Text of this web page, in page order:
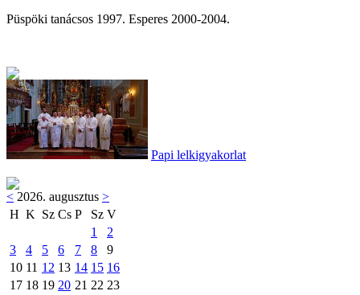
Püspöki tanácsos 1997. Esperes 2000-2004.
Papi lelkigyakorlat
< 2026. augusztus >
H K Sz Cs P Sz V
1
2
3
4 5 6 7 8
9
10 11 12 13 14 15 16
17 18 19 20 21 22 23